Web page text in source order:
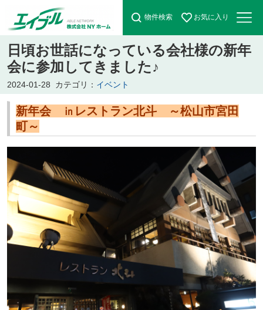
物件検索 お気に入り
日頃お世話になっている会社様の新年
会に参加してきました♪
2024-01-28 カテゴリ： イベント
新年会 ㏌レストラン北斗 ～松山市宮田
町～